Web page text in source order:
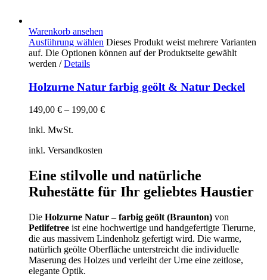
Warenkorb ansehen
Ausführung wählen Dieses Produkt weist mehrere Varianten
auf. Die Optionen können auf der Produktseite gewählt
werden / Details
Holzurne Natur farbig geölt & Natur Deckel
149,00 € – 199,00 €
inkl. MwSt.
inkl. Versandkosten
Eine stilvolle und natürliche
Ruhestätte für Ihr geliebtes Haustier
Die Holzurne Natur – farbig geölt (Braunton) von
Petlifetree ist eine hochwertige und handgefertigte Tierurne,
die aus massivem Lindenholz gefertigt wird. Die warme,
natürlich geölte Oberfläche unterstreicht die individuelle
Maserung des Holzes und verleiht der Urne eine zeitlose,
elegante Optik.